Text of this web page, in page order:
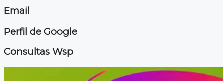
Email
Perfil de Google
Consultas Wsp